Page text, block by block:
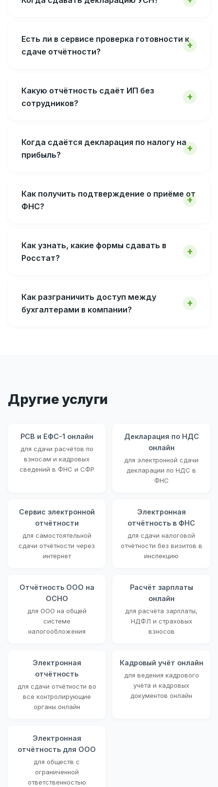
Есть ли в сервисе проверка готовности к
сдаче отчётности?
Какую отчётность сдаёт ИП без
сотрудников?
Когда сдаётся декларация по налогу на
прибыль?
Как получить подтверждение о приёме от
ФНС?
Как узнать, какие формы сдавать в
Росстат?
Как разграничить доступ между
бухгалтерами в компании?
Другие услуги
РСВ и ЕФС-1 онлайн
для сдачи расчётов по
взносам и кадровых
сведений в ФНС и СФР
Декларация по НДС
онлайн
для электронной сдачи
декларации по НДС в
ФНС
Сервис электронной
отчётности
для самостоятельной
сдачи отчётности через
интернет
Электронная
отчётность в ФНС
для сдачи налоговой
отчётности без визитов в
инспекцию
Отчётность ООО на
ОСНО
для ООО на общей
системе
налогообложения
Расчёт зарплаты
онлайн
для расчёта зарплаты,
НДФЛ и страховых
взносов
Электронная
отчётность
для сдачи отчётности во
все контролирующие
органы онлайн
Кадровый учёт онлайн
для ведения кадрового
учёта и кадровых
документов онлайн
Электронная
отчётность для ООО
для обществ с
ограниченной
ответственностью